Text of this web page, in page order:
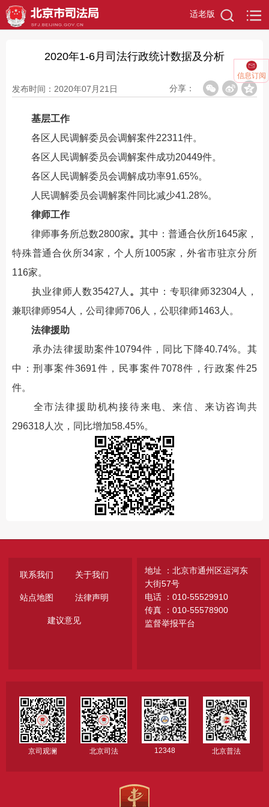
适老版
信息订阅
2020年1-6月司法行政统计数据及分析
发布时间：2020年07月21日 分享：
基层工作
各区人民调解委员会调解案件22311件。
各区人民调解委员会调解案件成功20449件。
各区人民调解委员会调解成功率91.65%。
人民调解委员会调解案件同比减少41.28%。
律师工作
律师事务所总数2800家。 其中：普通合伙所1645家，
特殊普通合伙所34家，个人所1005家，外省市驻京分所
116家。
执业律师人数35427 人 。 其中：专职律师32304人，
兼职律师954 人，公司律师706 人，公职律师1463 人。
法律援助
承办法律援助案件10794件，同比下降40.74%。其
中：刑事案件3691件，民事案件7078件，行政案件25
件。
全市法律援助机构接待来电、来信、来访咨询共
296318人次，同比增加58.45%。
联系我们 关于我们
站点地图 法律声明
建议意见
地址 ：北京市通州区运河东
大街57号
电话 ：010-55529910
传真 ：010-55578900
监督举报平台
京司观澜 北京司法 12348 北京普法